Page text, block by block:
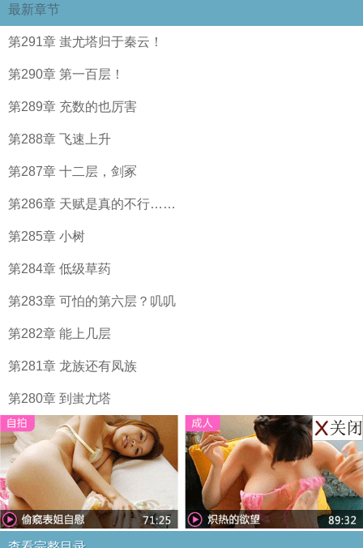
最新章节
第291章 蚩尤塔归于秦云！
第290章 第一百层！
第289章 充数的也厉害
第288章 飞速上升
第287章 十二层，剑冢
第286章 天赋是真的不行……
第285章 小树
第284章 低级草药
第283章 可怕的第六层？叽叽
第282章 能上几层
第281章 龙族还有凤族
第280章 到蚩尤塔